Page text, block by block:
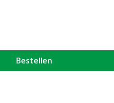
Bestellen